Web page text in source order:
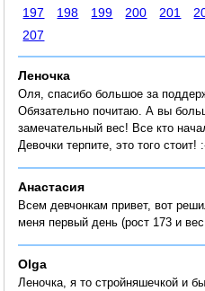
197
198 199 200 201
207
Леночка
Оля, спасибо большое за
Обязательно почитаю. А вы
замечательный вес! Все кто
Девочки терпите, это того стоит!
Анастасия
Всем девчонкам привет, вот
меня первый день (рост 173 и вес
Olga
Леночка, я то стройняшечкой и